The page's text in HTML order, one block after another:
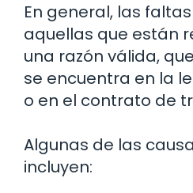
En general, las
aquellas que están
una razón válida,
se encuentra en la
o en el contrato de
Algunas de las
incluyen: